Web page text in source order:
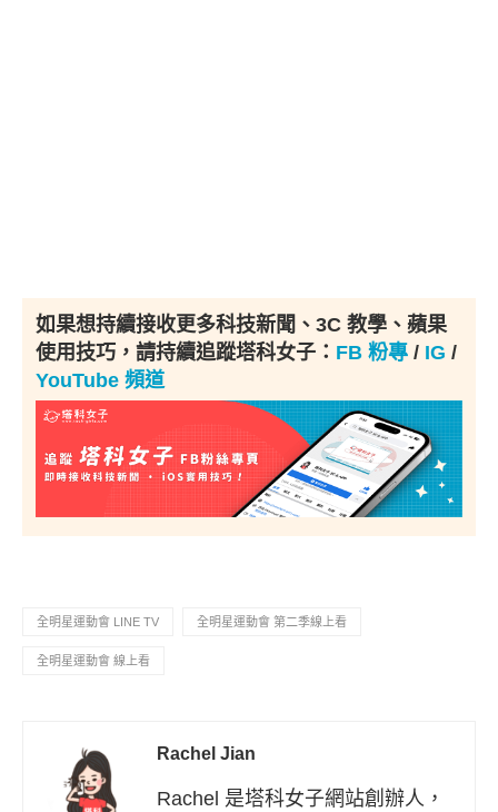
如果想持續接收更多科技新聞、3C 教學、蘋果
使用技巧，請持續追蹤塔科女子： FB 粉專 / IG /
YouTube 頻道
全明星運動會 LINE TV 全明星運動會 第二季線上看
全明星運動會 線上看
Rachel Jian
Rachel 是塔科女子網站創辦人，